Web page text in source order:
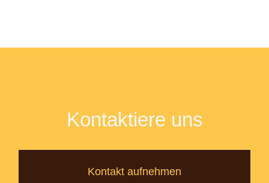
Kontaktiere uns
Kontakt aufnehmen